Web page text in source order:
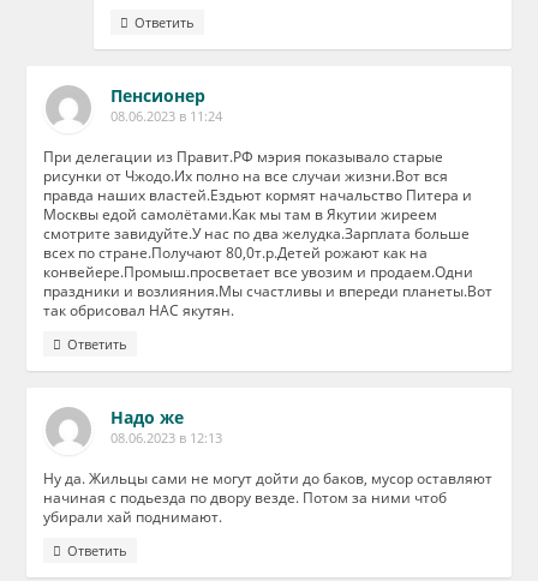
Ответить
Пенсионер
08.06.2023 в 11:24
При делегации из Правит.РФ мэрия показывало старые
рисунки от Чжодо.Их полно на все случаи жизни.Вот вся
правда наших властей.Ездьют кормят начальство Питера и
Москвы едой самолётами.Как мы там в Якутии жиреем
смотрите завидуйте.У нас по два желудка.Зарплата больше
всех по стране.Получают 80,0т.р.Детей рожают как на
конвейере.Промыш.просветает все увозим и продаем.Одни
праздники и возлияния.Мы счастливы и впереди планеты.Вот
так обрисовал НАС якутян.
Ответить
Надо же
08.06.2023 в 12:13
Ну да. Жильцы сами не могут дойти до баков, мусор оставляют
начиная с подьезда по двору везде. Потом за ними чтоб
убирали хай поднимают.
Ответить